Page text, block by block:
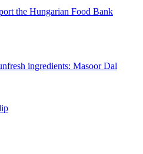
the Hungarian Food Bank
ingredients: Masoor Dal